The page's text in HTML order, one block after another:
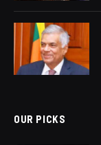
OUR PICKS